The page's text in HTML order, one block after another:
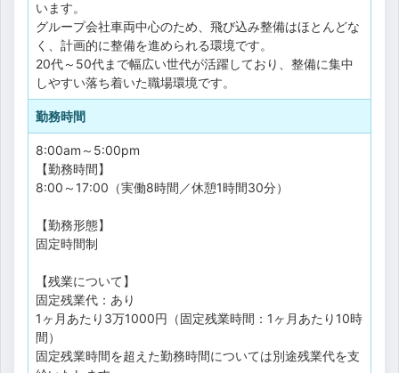
います。
グループ会社車両中心のため、飛び込み整備はほとんどな
く、計画的に整備を進められる環境です。
20代～50代まで幅広い世代が活躍しており、整備に集中
しやすい落ち着いた職場環境です。
勤務時間
8:00am～5:00pm
【勤務時間】
8:00～17:00（実働8時間／休憩1時間30分）
【勤務形態】
固定時間制
【残業について】
固定残業代：あり
1ヶ月あたり3万1000円（固定残業時間：1ヶ月あたり10時
間）
固定残業時間を超えた勤務時間については別途残業代を支